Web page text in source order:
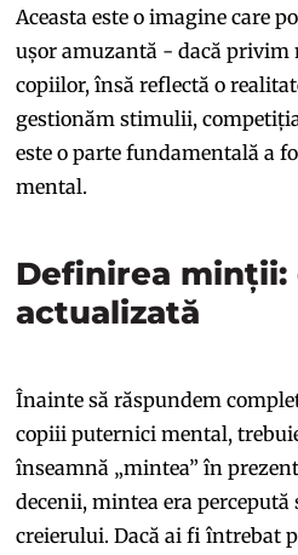
Aceasta este o imagine care
ușor amuzantă - dacă privim
copiilor, însă reflectă o
gestionăm stimulii,
este o parte fundamentală a
mental.
Definirea minții:
actualizată
Înainte să răspundem
copiii puternici mental,
înseamnă „mintea” în
decenii, mintea era
creierului. Dacă ai fi întrebat